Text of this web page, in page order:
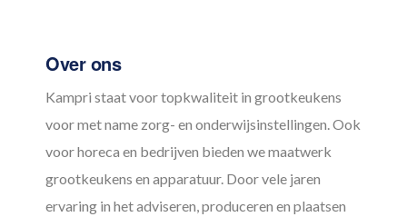
Over ons
Kampri staat voor topkwaliteit in grootkeukens
voor met name zorg- en onderwijsinstellingen. Ook
voor horeca en bedrijven bieden we maatwerk
grootkeukens en apparatuur. Door vele jaren
ervaring in het adviseren, produceren en plaatsen